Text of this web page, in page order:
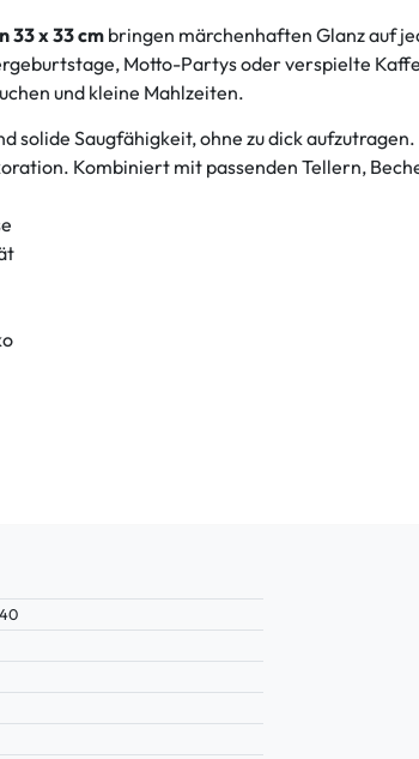
33 x 33 cmbringen märchenhaften Glanz auf
Motto-Partys oder verspielte
und kleine Mahlzeiten.
solide Saugfähigkeit, ohne zu dick
Kombiniert mit passenden Tellern,